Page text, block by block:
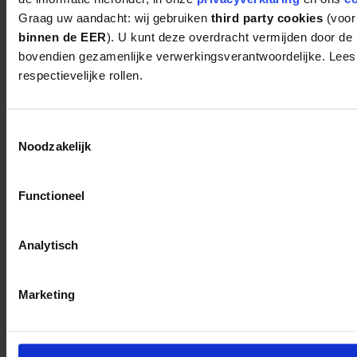
Graag uw aandacht: wij gebruiken third party cookies
binnen de EER). U kunt deze overdracht vermijden door
bovendien gezamenlijke verwerkingsverantwoordelijke.
respectievelijke rollen.
Noodzakelijk
Functioneel
Analytisch
Marketing